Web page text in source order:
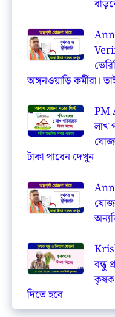
অঙ্গনওয়াড়ি কর্মীরা।
PM
লাখ
টাকা পাবেন দেখুন
বন্ধু
কৃষক
দিতে হবে